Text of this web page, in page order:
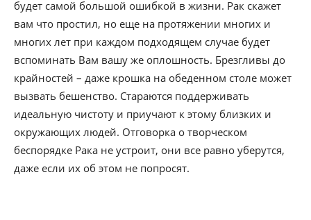
будет самой большой ошибкой в жизни. Рак скажет
вам что простил, но еще на протяжении многих и
многих лет при каждом подходящем случае будет
вспоминать Вам вашу же оплошность. Брезгливы до
крайностей – даже крошка на обеденном столе может
вызвать бешенство. Стараются поддерживать
идеальную чистоту и приучают к этому близких и
окружающих людей. Отговорка о творческом
беспорядке Рака не устроит, они все равно уберутся,
даже если их об этом не попросят.